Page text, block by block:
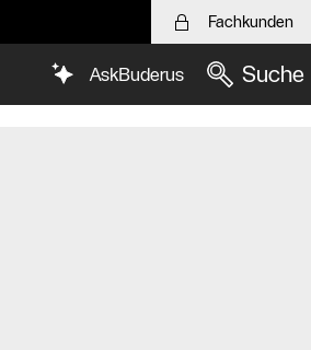
Fachkunden
AskBuderus Suche